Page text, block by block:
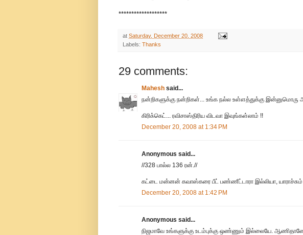
*******************
at Saturday, December 20, 2008
Labels: Thanks
29 comments:
Mahesh said...
நன்றிகளுக்கு நன்றிகள்... உங்க நல்ல உள்ளத்துக்கு இன்னுமொரு
கிரிக்கெட்... ரவிசாஸ்திரிய விடவா இவுங்கள்லாம் !!
December 20, 2008 at 1:34 PM
Anonymous said...
//328 பால்ல 136 ரன்.//
கட்டை மன்னன் கவாஸ்கரை பீட் பண்ணீட்டாரா இல்லியா,
December 20, 2008 at 1:42 PM
Anonymous said...
நிஜமாவே உங்களுக்கு உடம்புக்கு ஒண்ணும் இல்லையே.